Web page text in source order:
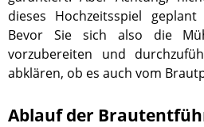
dieses Hochzeitsspiel
Bevor Sie sich also die
vorzubereiten und
abklären, ob es auch vom
Ablauf der